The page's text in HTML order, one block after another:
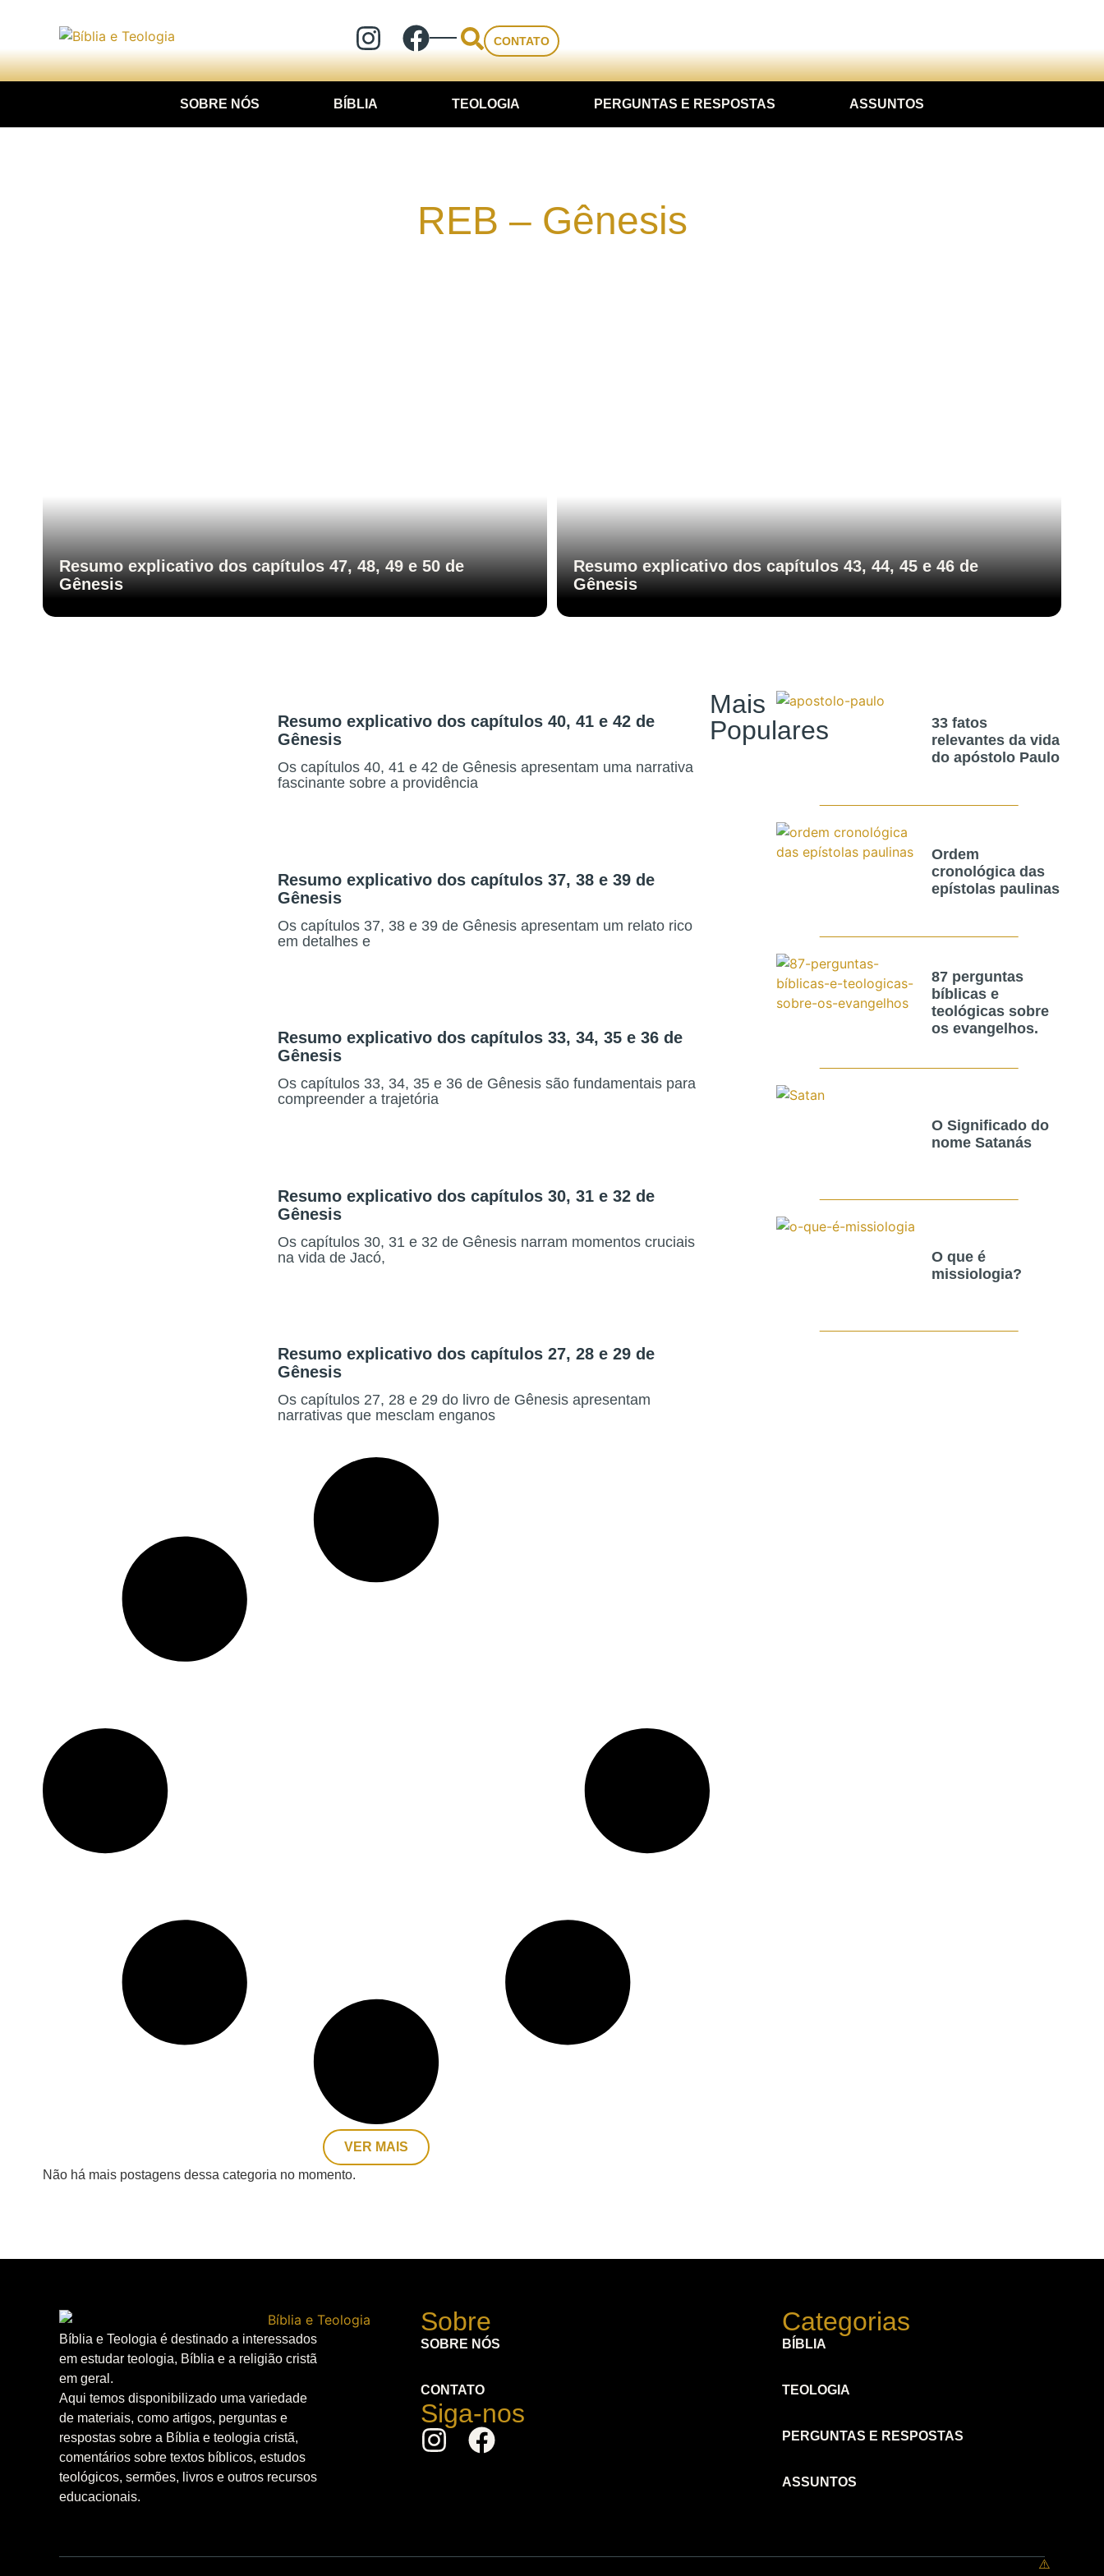
CONTATO
SOBRE NÓS BÍBLIA TEOLOGIA PERGUNTAS E RESPOSTAS ASSUNTOS
REB – Gênesis
Resumo explicativo dos capítulos 47, 48, 49 e 50 de
Gênesis
Resumo explicativo dos capítulos 43, 44, 45 e 46 de
Gênesis
Resumo explicativo dos capítulos 40, 41 e 42 de
Gênesis
Os capítulos 40, 41 e 42 de Gênesis apresentam uma narrativa
fascinante sobre a providência
Resumo explicativo dos capítulos 37, 38 e 39 de
Gênesis
Os capítulos 37, 38 e 39 de Gênesis apresentam um relato rico
em detalhes e
Resumo explicativo dos capítulos 33, 34, 35 e 36 de
Gênesis
Os capítulos 33, 34, 35 e 36 de Gênesis são fundamentais para
compreender a trajetória
Resumo explicativo dos capítulos 30, 31 e 32 de
Gênesis
Os capítulos 30, 31 e 32 de Gênesis narram momentos cruciais
na vida de Jacó,
Resumo explicativo dos capítulos 27, 28 e 29 de
Gênesis
Os capítulos 27, 28 e 29 do livro de Gênesis apresentam
narrativas que mesclam enganos
VER MAIS
Não há mais postagens dessa categoria no momento.
Mais
Populares
33 fatos
relevantes da vida
do apóstolo Paulo
Ordem
cronológica das
epístolas paulinas
87 perguntas
bíblicas e
teológicas sobre
os evangelhos.
O Significado do
nome Satanás
O que é
missiologia?
Bíblia e Teologia é destinado a interessados
em estudar teologia, Bíblia e a religião cristã
em geral.
Aqui temos disponibilizado uma variedade
de materiais, como artigos, perguntas e
respostas sobre a Bíblia e teologia cristã,
comentários sobre textos bíblicos, estudos
teológicos, sermões, livros e outros recursos
educacionais.
Sobre
SOBRE NÓS
CONTATO
Siga-nos
Categorias
BÍBLIA
TEOLOGIA
PERGUNTAS E RESPOSTAS
ASSUNTOS